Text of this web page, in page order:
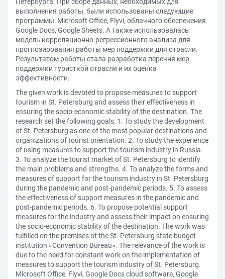
выполнения работы, были использованы следующие
программы: Microsoft Office, Flyvi, облачного обеспечения
Google Docs, Google Sheets. А также использовалась
модель корреляционно-регрессионного анализа для
прогнозирования работы мер поддержки для отрасли.
Результатом работы стала разработка перечня мер
поддержки туристкой отрасли и их оценка
эффективности.
The given work is devoted to propose measures to support
tourism in St. Petersburg and assess their effectiveness in
ensuring the socio-economic stability of the destination. The
research set the following goals: 1. To study the development
of St. Petersburg as one of the most popular destinations and
organizations of tourist orientation. 2. To study the experience
of using measures to support the tourism industry in Russia.
3. To analyze the tourist market of St. Petersburg to identify
the main problems and strengths. 4. To analyze the forms and
measures of support for the tourism industry in St. Petersburg
during the pandemic and post-pandemic periods. 5. To assess
the effectiveness of support measures in the pandemic and
post-pandemic periods. 6. To propose potential support
measures for the industry and assess their impact on ensuring
the socio-economic stability of the destination. The work was
fulfilled on the premises of the St. Petersburg state budget
institution «Convention Bureau». The relevance of the work is
due to the need for constant work on the implementation of
measures to support the tourism industry of St. Petersburg.
Microsoft Office, Flyvi, Google Docs cloud software, Google